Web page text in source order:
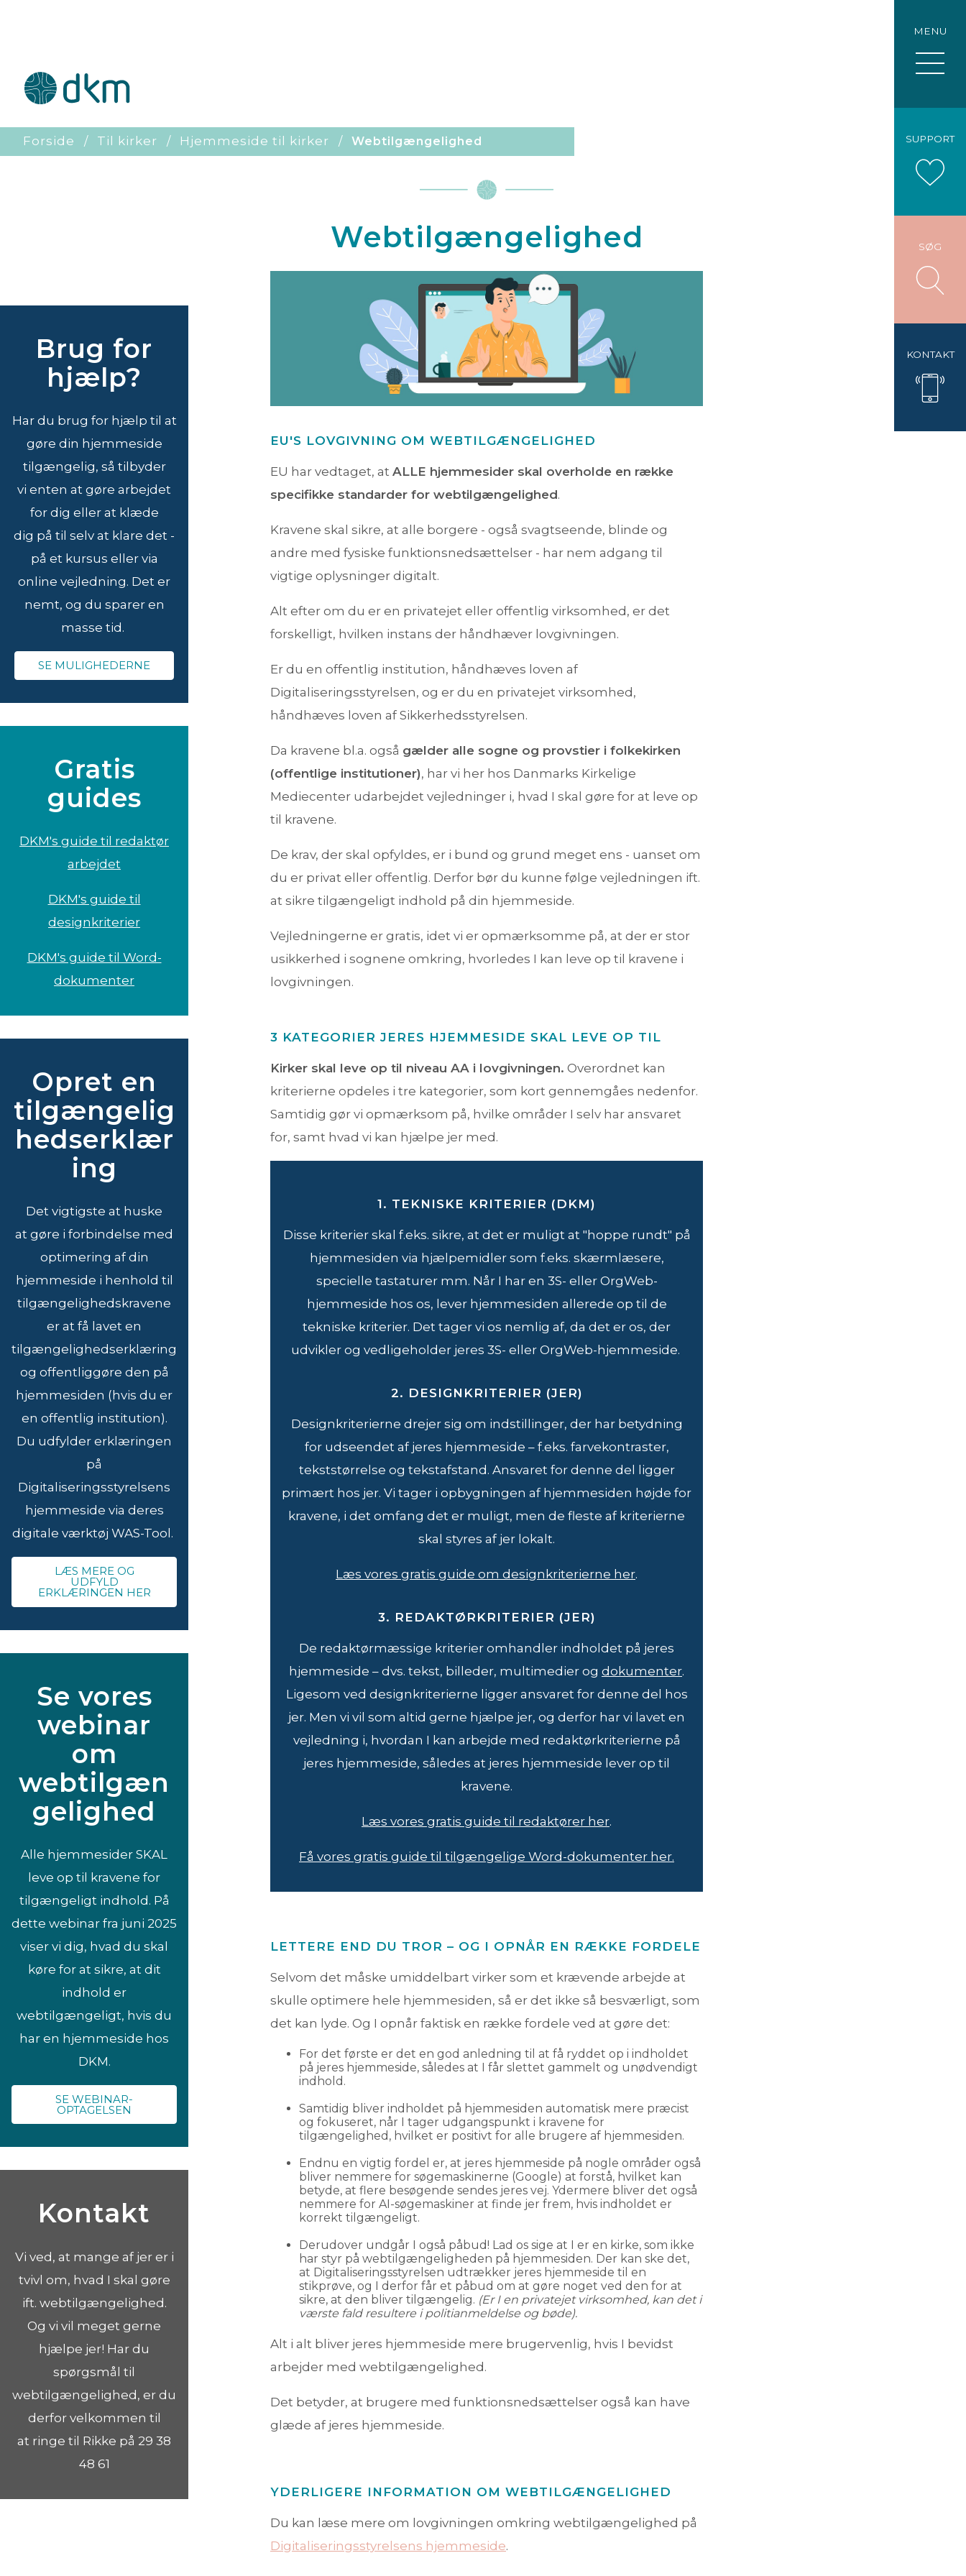
Forside Til kirker Hjemmeside til kirker Webtilgængelighed
Brug for
hjælp?
Har du brug for hjælp til at
gøre din hjemmeside
tilgængelig, så tilbyder
vi enten at gøre arbejdet
for dig eller at klæde
dig på til selv at klare det -
på et kursus eller via
online vejledning. Det er
nemt, og du sparer en
masse tid.
SE MULIGHEDERNE
Gratis
guides
DKM's guide til redaktør
arbejdet
DKM's guide til
designkriterier
DKM's guide til Word-
dokumenter
Opret en
tilgængelig
hedserklær
ing
Det vigtigste at huske
at gøre i forbindelse med
optimering af din
hjemmeside i henhold til
tilgængelighedskravene
er at få lavet en
tilgængelighedserklæring
og offentliggøre den på
hjemmesiden (hvis du er
en offentlig institution).
Du udfylder erklæringen
på
Digitaliseringsstyrelsens
hjemmeside via deres
digitale værktøj WAS-Tool.
LÆS MERE OG
UDFYLD
ERKLÆRINGEN HER
Se vores
webinar
om
webtilgæn
gelighed
Alle hjemmesider SKAL
leve op til kravene for
tilgængeligt indhold. På
dette webinar fra juni 2025
viser vi dig, hvad du skal
køre for at sikre, at dit
indhold er
webtilgængeligt, hvis du
har en hjemmeside hos
DKM.
SE WEBINAR-
OPTAGELSEN
Kontakt
Vi ved, at mange af jer er i
tvivl om, hvad I skal gøre
ift. webtilgængelighed.
Og vi vil meget gerne
hjælpe jer! Har du
spørgsmål til
webtilgængelighed, er du
derfor velkommen til
at ringe til Rikke på 29 38
48 61
Webtilgængelighed
EU'S LOVGIVNING OM WEBTILGÆNGELIGHED
EU har vedtaget, at ALLE hjemmesider skal overholde en række
specifikke standarder for webtilgængelighed.
Kravene skal sikre, at alle borgere - også svagtseende, blinde og
andre med fysiske funktionsnedsættelser - har nem adgang til
vigtige oplysninger digitalt.
Alt efter om du er en privatejet eller offentlig virksomhed, er det
forskelligt, hvilken instans der håndhæver lovgivningen.
Er du en offentlig institution, håndhæves loven af
Digitaliseringsstyrelsen, og er du en privatejet virksomhed,
håndhæves loven af Sikkerhedsstyrelsen.
Da kravene bl.a. også gælder alle sogne og provstier i folkekirken
(offentlige institutioner), har vi her hos Danmarks Kirkelige
Mediecenter udarbejdet vejledninger i, hvad I skal gøre for at leve op
til kravene.
De krav, der skal opfyldes, er i bund og grund meget ens - uanset om
du er privat eller offentlig. Derfor bør du kunne følge vejledningen ift.
at sikre tilgængeligt indhold på din hjemmeside.
Vejledningerne er gratis, idet vi er opmærksomme på, at der er stor
usikkerhed i sognene omkring, hvorledes I kan leve op til kravene i
lovgivningen.
3 KATEGORIER JERES HJEMMESIDE SKAL LEVE OP TIL
Kirker skal leve op til niveau AA i lovgivningen. Overordnet kan
kriterierne opdeles i tre kategorier, som kort gennemgåes nedenfor.
Samtidig gør vi opmærksom på, hvilke områder I selv har ansvaret
for, samt hvad vi kan hjælpe jer med.
1. TEKNISKE KRITERIER (DKM)
Disse kriterier skal f.eks. sikre, at det er muligt at "hoppe rundt" på
hjemmesiden via hjælpemidler som f.eks. skærmlæsere,
specielle tastaturer mm. Når I har en 3S- eller OrgWeb-
hjemmeside hos os, lever hjemmesiden allerede op til de
tekniske kriterier. Det tager vi os nemlig af, da det er os, der
udvikler og vedligeholder jeres 3S- eller OrgWeb-hjemmeside.
2. DESIGNKRITERIER (JER)
Designkriterierne drejer sig om indstillinger, der har betydning
for udseendet af jeres hjemmeside – f.eks. farvekontraster,
tekststørrelse og tekstafstand. Ansvaret for denne del ligger
primært hos jer. Vi tager i opbygningen af hjemmesiden højde for
kravene, i det omfang det er muligt, men de fleste af kriterierne
skal styres af jer lokalt.
Læs vores gratis guide om designkriterierne her.
3. REDAKTØRKRITERIER (JER)
De redaktørmæssige kriterier omhandler indholdet på jeres
hjemmeside – dvs. tekst, billeder, multimedier og dokumenter.
Ligesom ved designkriterierne ligger ansvaret for denne del hos
jer. Men vi vil som altid gerne hjælpe jer, og derfor har vi lavet en
vejledning i, hvordan I kan arbejde med redaktørkriterierne på
jeres hjemmeside, således at jeres hjemmeside lever op til
kravene.
Læs vores gratis guide til redaktører her.
Få vores gratis guide til tilgængelige Word-dokumenter her.
LETTERE END DU TROR – OG I OPNÅR EN RÆKKE FORDELE
Selvom det måske umiddelbart virker som et krævende arbejde at
skulle optimere hele hjemmesiden, så er det ikke så besværligt, som
det kan lyde. Og I opnår faktisk en række fordele ved at gøre det:
For det første er det en god anledning til at få ryddet op i indholdet
på jeres hjemmeside, således at I får slettet gammelt og unødvendigt
indhold.
Samtidig bliver indholdet på hjemmesiden automatisk mere præcist
og fokuseret, når I tager udgangspunkt i kravene for
tilgængelighed, hvilket er positivt for alle brugere af hjemmesiden.
Endnu en vigtig fordel er, at jeres hjemmeside på nogle områder også
bliver nemmere for søgemaskinerne (Google) at forstå, hvilket kan
betyde, at flere besøgende sendes jeres vej. Ydermere bliver det også
nemmere for AI-søgemaskiner at finde jer frem, hvis indholdet er
korrekt tilgængeligt.
Derudover undgår I også påbud! Lad os sige at I er en kirke, som ikke
har styr på webtilgængeligheden på hjemmesiden. Der kan ske det,
at Digitaliseringsstyrelsen udtrækker jeres hjemmeside til en
stikprøve, og I derfor får et påbud om at gøre noget ved den for at
sikre, at den bliver tilgængelig. (Er I en privatejet virksomhed, kan det i
værste fald resultere i politianmeldelse og bøde).
Alt i alt bliver jeres hjemmeside mere brugervenlig, hvis I bevidst
arbejder med webtilgængelighed.
Det betyder, at brugere med funktionsnedsættelser også kan have
glæde af jeres hjemmeside.
YDERLIGERE INFORMATION OM WEBTILGÆNGELIGHED
Du kan læse mere om lovgivningen omkring webtilgængelighed på
Digitaliseringsstyrelsens hjemmeside.
MENU
SUPPORT
SØG
KONTAKT